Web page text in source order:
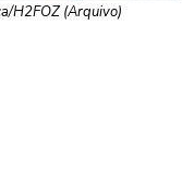
H2FOZ (Arquivo)